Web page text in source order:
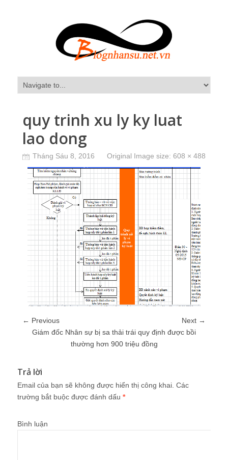
quy trinh xu ly ky luat
lao dong
Tháng Sáu 8, 2016 Original Image size: 608 × 488
← Previous
Next →
Giám đốc Nhân sự bị sa thải trái quy định được bồi
thường hơn 900 triệu đồng
Trả lời
Email của bạn sẽ không được hiển thị công khai. Các
trường bắt buộc được đánh dấu *
Bình luận